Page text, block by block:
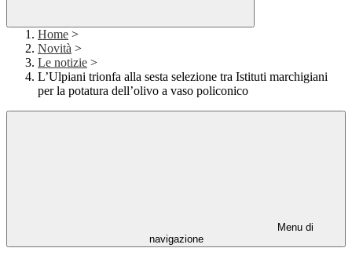
Home >
Novità >
Le notizie >
L’Ulpiani trionfa alla sesta selezione tra Istituti marchigiani
per la potatura dell’olivo a vaso policonico
Menu di
navigazione